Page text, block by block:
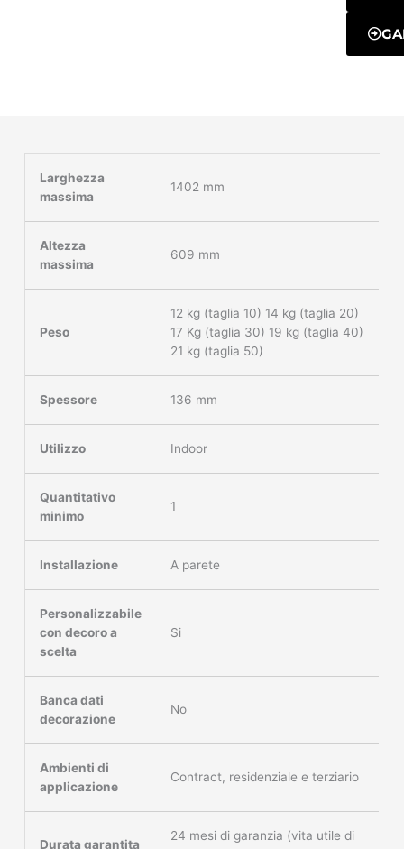
Larghezza
massima
1402 mm
Altezza
massima
609 mm
Peso
12 kg (taglia 10) 14 kg (taglia 20)
17 Kg (taglia 30) 19 kg (taglia 40)
21 kg (taglia 50)
Spessore 136 mm
Utilizzo Indoor
Quantitativo
minimo
1
Installazione A parete
Personalizzabile
con decoro a
scelta
Si
Banca dati
decorazione
No
Ambienti di
applicazione
Contract, residenziale e terziario
Durata garantita
24 mesi di garanzia (vita utile di